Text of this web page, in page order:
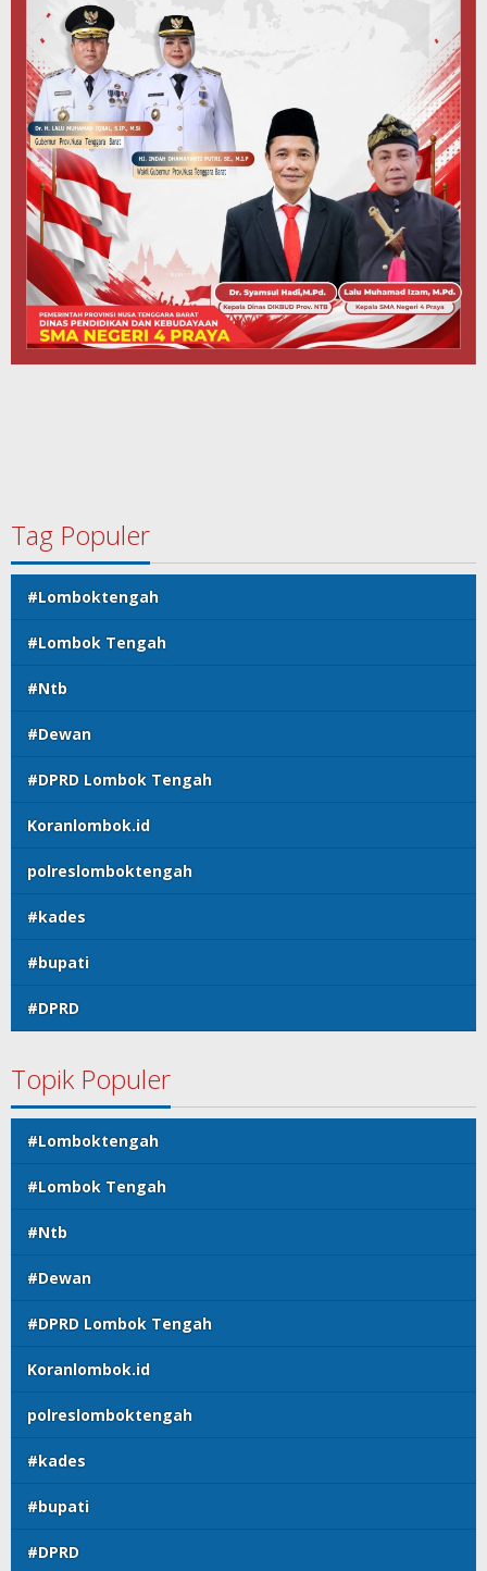
Tag Populer
#Lomboktengah
#Lombok Tengah
#Ntb
#Dewan
#DPRD Lombok Tengah
Koranlombok.id
polreslomboktengah
#kades
#bupati
#DPRD
Topik Populer
#Lomboktengah
#Lombok Tengah
#Ntb
#Dewan
#DPRD Lombok Tengah
Koranlombok.id
polreslomboktengah
#kades
#bupati
#DPRD